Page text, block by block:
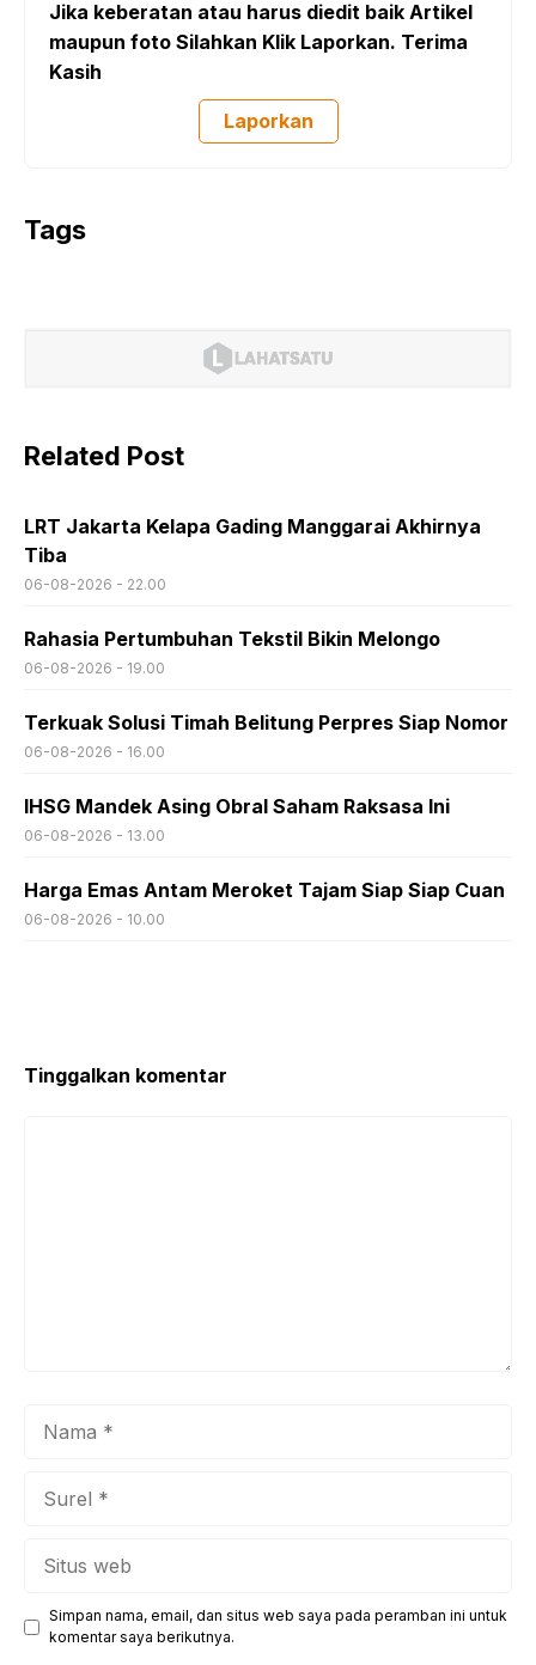
Jika keberatan atau harus diedit baik Artikel
maupun foto Silahkan Klik Laporkan. Terima
Kasih
Laporkan
Tags
Related Post
LRT Jakarta Kelapa Gading Manggarai Akhirnya
Tiba
06-08-2026 - 22.00
Rahasia Pertumbuhan Tekstil Bikin Melongo
06-08-2026 - 19.00
Terkuak Solusi Timah Belitung Perpres Siap Nomor
06-08-2026 - 16.00
IHSG Mandek Asing Obral Saham Raksasa Ini
06-08-2026 - 13.00
Harga Emas Antam Meroket Tajam Siap Siap Cuan
06-08-2026 - 10.00
Tinggalkan komentar
Simpan nama, email, dan situs web saya pada peramban ini untuk
komentar saya berikutnya.